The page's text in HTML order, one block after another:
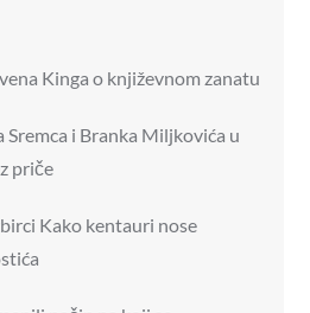
Kinga o književnom zanatu
Sremca i Branka Miljkovića u
priče
Kako kentauri nose